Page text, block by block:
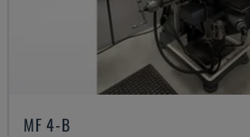
MF 4-B